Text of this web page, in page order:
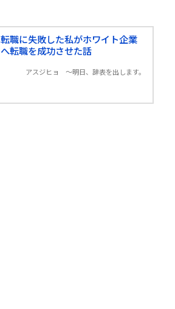
転職に失敗した私がホワイト企業
へ転職を成功させた話
アスジヒョ 〜明日、辞表を出します。